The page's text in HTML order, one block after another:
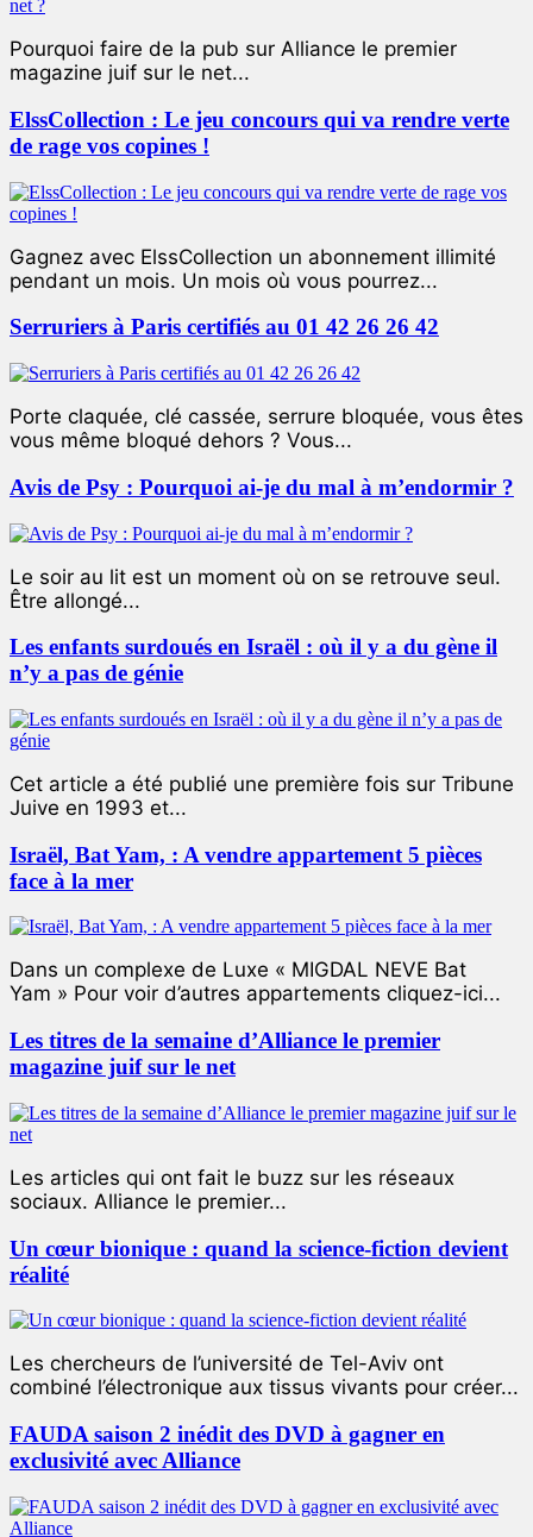
Pourquoi faire de la pub sur Alliance le premier
magazine juif sur le net...
ElssCollection : Le jeu concours qui va rendre verte
de rage vos copines !
Gagnez avec ElssCollection un abonnement illimité
pendant un mois. Un mois où vous pourrez...
Serruriers à Paris certifiés au 01 42 26 26 42
Porte claquée, clé cassée, serrure bloquée, vous êtes
vous même bloqué dehors ? Vous...
Avis de Psy : Pourquoi ai-je du mal à m’endormir ?
Le soir au lit est un moment où on se retrouve seul.
Être allongé...
Les enfants surdoués en Israël : où il y a du gène il
n’y a pas de génie
Cet article a été publié une première fois sur Tribune
Juive en 1993 et...
Israël, Bat Yam, : A vendre appartement 5 pièces
face à la mer
Dans un complexe de Luxe « MIGDAL NEVE Bat
Yam » Pour voir d’autres appartements cliquez-ici...
Les titres de la semaine d’Alliance le premier
magazine juif sur le net
Les articles qui ont fait le buzz sur les réseaux
sociaux. Alliance le premier...
Un cœur bionique : quand la science-fiction devient
réalité
Les chercheurs de l’université de Tel-Aviv ont
combiné l’électronique aux tissus vivants pour créer...
FAUDA saison 2 inédit des DVD à gagner en
exclusivité avec Alliance